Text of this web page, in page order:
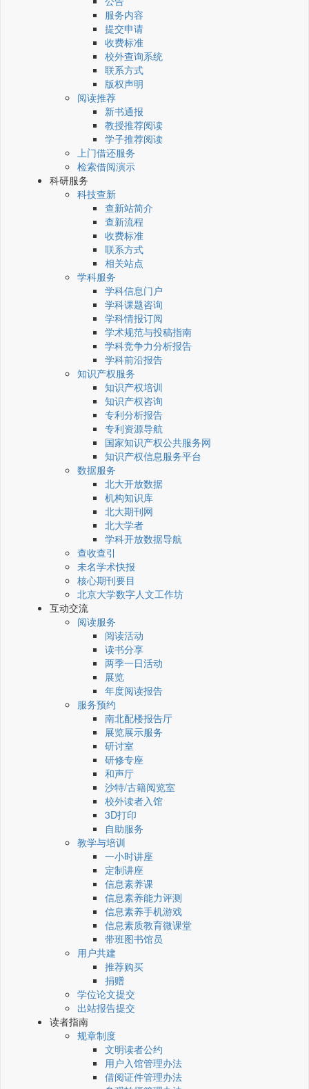
服务内容
提交申请
收费标准
校外查询系统
联系方式
版权声明
阅读推荐
新书通报
教授推荐阅读
学子推荐阅读
上门借还服务
检索借阅演示
科研服务
科技查新
查新站简介
查新流程
收费标准
联系方式
相关站点
学科服务
学科信息门户
学科课题咨询
学科情报订阅
学术规范与投稿指南
学科竞争力分析报告
学科前沿报告
知识产权服务
知识产权培训
知识产权咨询
专利分析报告
专利资源导航
国家知识产权公共服务网
知识产权信息服务平台
数据服务
北大开放数据
机构知识库
北大期刊网
北大学者
学科开放数据导航
查收查引
未名学术快报
核心期刊要目
北京大学数字人文工作坊
互动交流
阅读服务
阅读活动
读书分享
两季一日活动
展览
年度阅读报告
服务预约
南北配楼报告厅
展览展示服务
研讨室
研修专座
和声厅
沙特/古籍阅览室
校外读者入馆
3D打印
自助服务
教学与培训
一小时讲座
定制讲座
信息素养课
信息素养能力评测
信息素养手机游戏
信息素质教育微课堂
带班图书馆员
用户共建
推荐购买
捐赠
学位论文提交
出站报告提交
读者指南
规章制度
文明读者公约
用户入馆管理办法
借阅证件管理办法